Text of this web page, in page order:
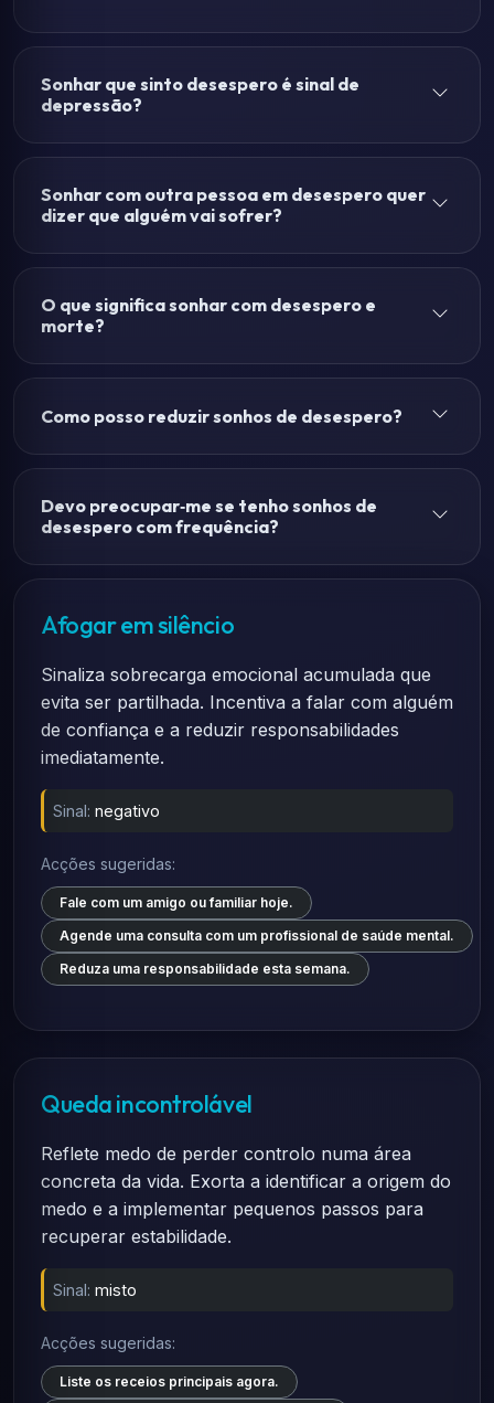
Sonhar que sinto desespero é sinal de
depressão?
Sonhar com outra pessoa em desespero quer
dizer que alguém vai sofrer?
O que significa sonhar com desespero e
morte?
Como posso reduzir sonhos de desespero?
Devo preocupar‑me se tenho sonhos de
desespero com frequência?
Afogar em silêncio
Sinaliza sobrecarga emocional acumulada que
evita ser partilhada. Incentiva a falar com alguém
de confiança e a reduzir responsabilidades
imediatamente.
Sinal: negativo
Acções sugeridas:
Fale com um amigo ou familiar hoje.
Agende uma consulta com um profissional de saúde mental.
Reduza uma responsabilidade esta semana.
Queda incontrolável
Reflete medo de perder controlo numa área
concreta da vida. Exorta a identificar a origem do
medo e a implementar pequenos passos para
recuperar estabilidade.
Sinal: misto
Acções sugeridas:
Liste os receios principais agora.